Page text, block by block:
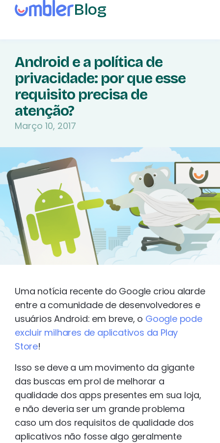
Blog
Android e a política de
privacidade: por que esse
requisito precisa de
atenção?
Março 10, 2017
Uma notícia recente do Google criou alarde
entre a comunidade de desenvolvedores e
usuários Android: em breve, o Google pode
excluir milhares de aplicativos da Play
Store!
Isso se deve a um movimento da gigante
das buscas em prol de melhorar a
qualidade dos apps presentes em sua loja,
e não deveria ser um grande problema
caso um dos requisitos de qualidade dos
aplicativos não fosse algo geralmente